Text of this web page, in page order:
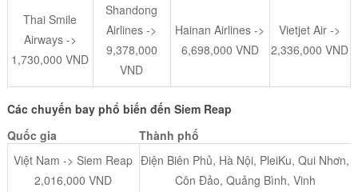
Thai Smile
Airways ->
1,730,000 VND
Shandong
Airlines ->
9,378,000
VND
Hainan Airlines ->
6,698,000 VND
Vietjet Air ->
2,336,000 VND
Các chuyến bay phổ biến đến Siem Reap
Quốc gia
Thành phố
Việt Nam -> Siem Reap
2,016,000 VND
Điện Biên Phủ, Hà Nội, PleiKu, Qui Nhơn,
Côn Đảo, Quảng Bình, Vinh